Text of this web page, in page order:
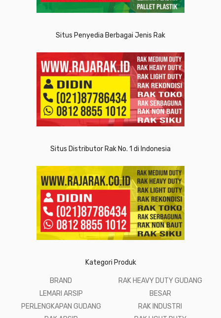
Situs Penyedia Berbagai Jenis Rak
Situs Distributor Rak No. 1 di Indonesia
Kategori Produk
BRAND
LEMARI ARSIP
PERLENGKAPAN GUDANG
RAK HEAVY DUTY GUDANG
BESAR
RAK INDUSTRI